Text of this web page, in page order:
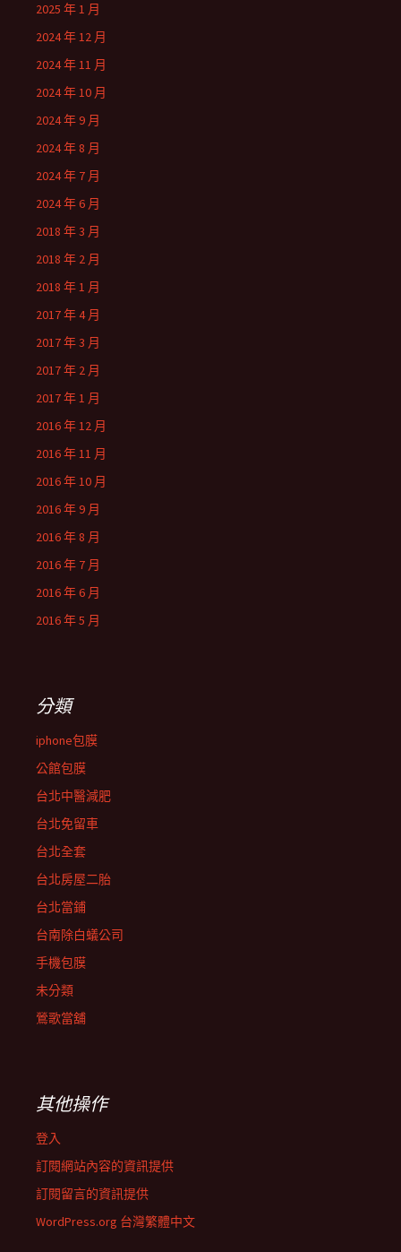
2025 年 1 月
2024 年 12 月
2024 年 11 月
2024 年 10 月
2024 年 9 月
2024 年 8 月
2024 年 7 月
2024 年 6 月
2018 年 3 月
2018 年 2 月
2018 年 1 月
2017 年 4 月
2017 年 3 月
2017 年 2 月
2017 年 1 月
2016 年 12 月
2016 年 11 月
2016 年 10 月
2016 年 9 月
2016 年 8 月
2016 年 7 月
2016 年 6 月
2016 年 5 月
分類
iphone包膜
公館包膜
台北中醫減肥
台北免留車
台北全套
台北房屋二胎
台北當鋪
台南除白蟻公司
手機包膜
未分類
鶯歌當舖
其他操作
登入
訂閱網站內容的資訊提供
訂閱留言的資訊提供
WordPress.org 台灣繁體中文